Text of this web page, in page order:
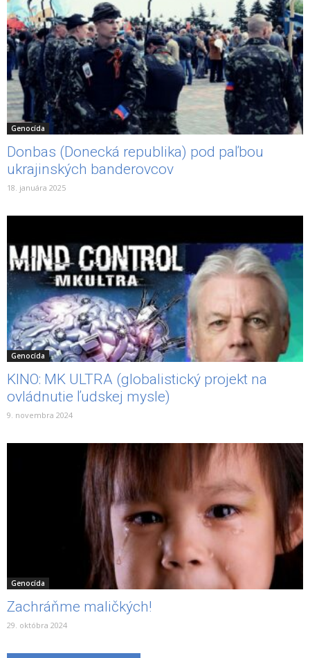
Genocída
Donbas (Donecká republika) pod paľbou
ukrajinských banderovcov
18. januára 2025
Genocída
KINO: MK ULTRA (globalistický projekt na
ovládnutie ľudskej mysle)
9. novembra 2024
Genocída
Zachráňme maličkých!
29. októbra 2024